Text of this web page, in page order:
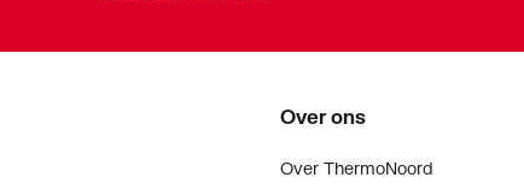
Over ons
Over ThermoNoord